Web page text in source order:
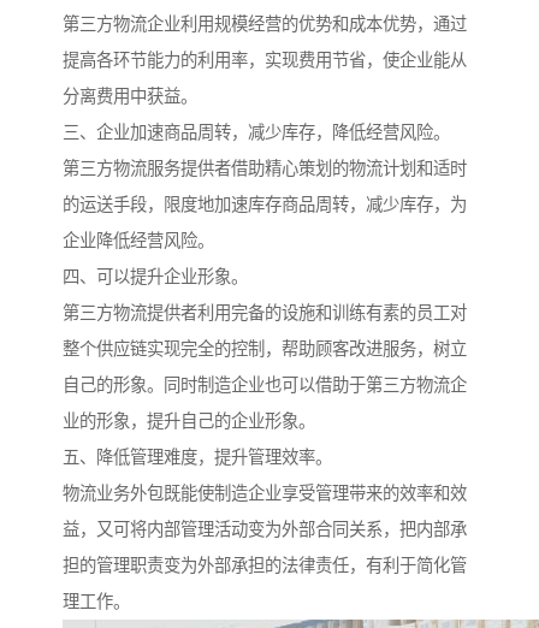
第三方物流企业利用规模经营的优势和成本优势，通过
提高各环节能力的利用率，实现费用节省，使企业能从
分离费用中获益。
三、企业加速商品周转，减少库存，降低经营风险。
第三方物流服务提供者借助精心策划的物流计划和适时
的运送手段，限度地加速库存商品周转，减少库存，为
企业降低经营风险。
四、可以提升企业形象。
第三方物流提供者利用完备的设施和训练有素的员工对
整个供应链实现完全的控制，帮助顾客改进服务，树立
自己的形象。同时制造企业也可以借助于第三方物流企
业的形象，提升自己的企业形象。
五、降低管理难度，提升管理效率。
物流业务外包既能使制造企业享受管理带来的效率和效
益，又可将内部管理活动变为外部合同关系，把内部承
担的管理职责变为外部承担的法律责任，有利于简化管
理工作。